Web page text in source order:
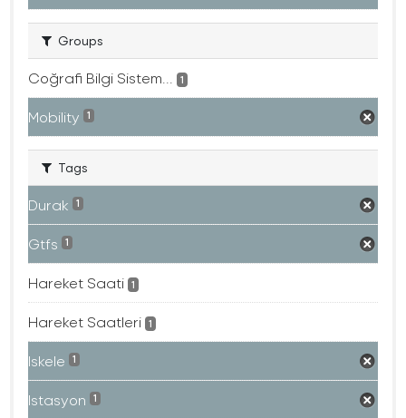
Groups
Coğrafi Bilgi Sistem... 1
Mobility 1
Tags
Durak 1
Gtfs 1
Hareket Saati 1
Hareket Saatleri 1
Iskele 1
Istasyon 1